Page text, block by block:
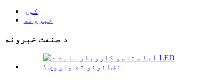
کور
خبرونه
د صنعت خبرونه